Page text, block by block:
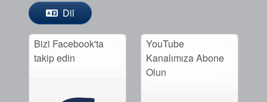
Dil
Bizi Facebook'ta
takip edin
YouTube
Kanalımıza Abone
Olun